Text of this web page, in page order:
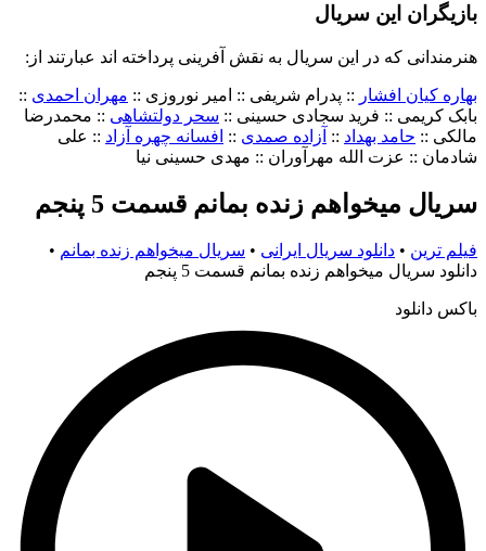
بازیگران این سریال
هنرمندانی که در این سریال به نقش آفرینی پرداخته اند عبارتند از:
بهاره کیان افشار :: پدرام شریفی :: امیر نوروزی :: مهران احمدی ::
بابک کریمی :: فرید سجادی حسینی :: سحر دولتشاهی :: محمدرضا
مالکی :: حامد بهداد :: آزاده صمدی :: افسانه چهره آزاد :: علی
شادمان :: عزت الله مهرآوران :: مهدی حسینی نیا
سریال میخواهم زنده بمانم قسمت 5 پنجم
فیلم ترین • دانلود سریال ایرانی • سریال میخواهم زنده بمانم •
دانلود سریال میخواهم زنده بمانم قسمت 5 پنجم
باکس دانلود